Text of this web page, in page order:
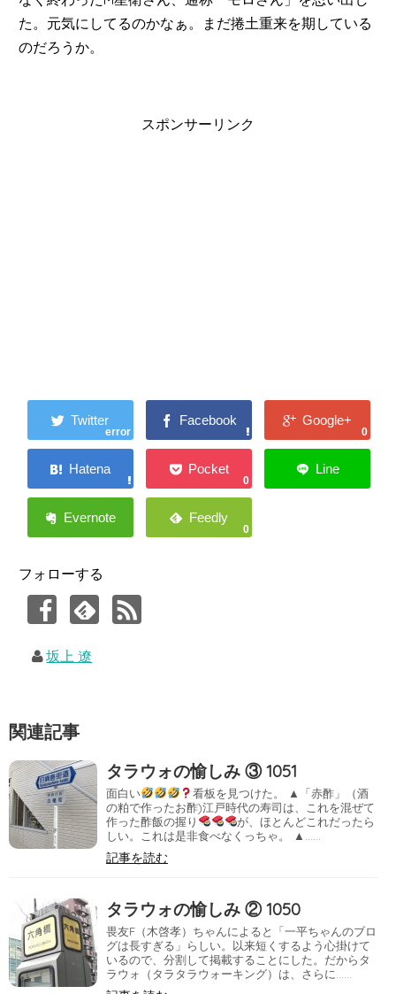
た。元気にしてるのかなぁ。まだ捲土重来を期している
のだろうか。
スポンサーリンク
error 0
0
0
フォローする
坂上 遼
関連記事
タラウォの愉しみ ③ 1051
面白い
看板を見つけた。 ▲「赤酢」（酒
の粕で作ったお酢)江戸時代の寿司は、これを混ぜて
作った酢飯の握り
が、ほとんどこれだったら
しい。これは是非食べなくっちゃ。 ▲……
記事を読む
タラウォの愉しみ ② 1050
畏友F（木啓孝）ちゃんによると「一平ちゃんのブロ
グは長すぎる」らしい。以来短くするよう心掛けて
いるので、分割して掲載することにした。だからタ
ラウォ（タラタラウォーキング）は、さらに……